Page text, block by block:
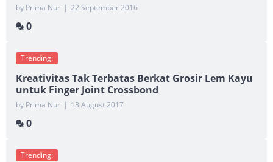
by Prima Nur | 22 September 2016
0
Trending:
Kreativitas Tak Terbatas Berkat Grosir Lem Kayu
untuk Finger Joint Crossbond
by Prima Nur | 13 August 2017
0
Trending: